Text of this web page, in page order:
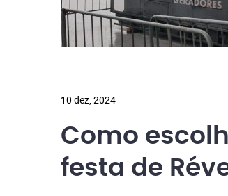
10 dez, 2024
Como
festa de